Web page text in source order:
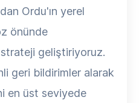
Ordu'ın yerel
önünde
geliştiriyoruz.
geri bildirimler alarak
en üst seviyede